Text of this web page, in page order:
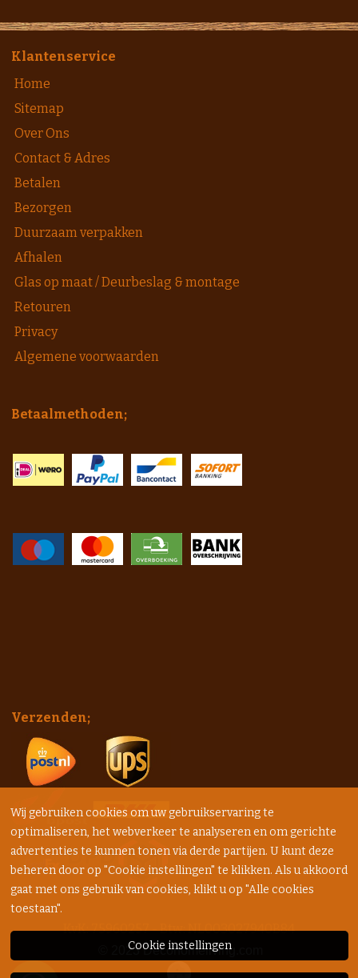
Klantenservice
Home
Sitemap
Over Ons
Contact & Adres
Betalen
Bezorgen
Duurzaam verpakken
Afhalen
Glas op maat / Deurbeslag & montage
Retouren
Privacy
Algemene voorwaarden
Betaalmethoden;
Verzenden;
KvK: 75960257 - Btw: NL003027940B84
© 2023Decohomeliving.com
Wij gebruiken cookies om uw gebruikservaring te
optimaliseren, het webverkeer te analyseren en om gerichte
advertenties te kunnen tonen via derde partijen. U kunt deze
beheren door op "Cookie instellingen" te klikken. Als u akkoord
gaat met ons gebruik van cookies, klikt u op "Alle cookies
toestaan".
Cookie instellingen